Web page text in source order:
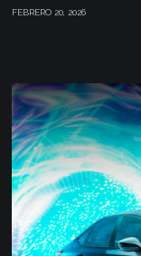
FEBRERO 20, 2026